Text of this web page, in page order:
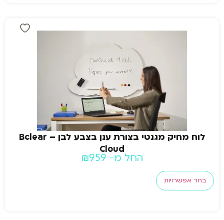
לוח מחיק מגנטי בצורת ענן בצבע לבן – Bclear
Cloud
החל מ- ₪959
בחר אפשרויות